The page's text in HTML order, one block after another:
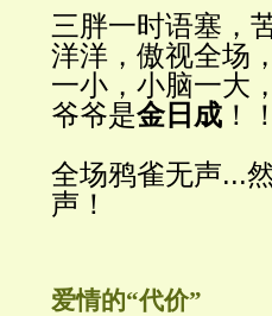
三胖一时语塞，
洋洋，傲视全场
一小，小脑一大
爷爷是金日成 ！！
全场鸦雀无声...
声！
爱情的“代价”